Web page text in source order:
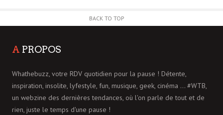
BACK TO TOP
A PROPOS
Whathebuzz, votre RDV quotidien pour la pause ! Détente,
inspiration, insolite, lyfestyle, fun, musique, geek, cinéma ... #WTB,
un webzine des dernières tendances, où l'on parle de tout et de
rien, juste le temps d'une pause !